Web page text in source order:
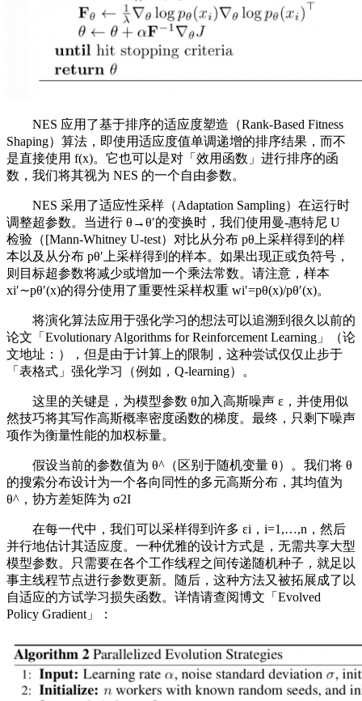
NES 应用了基于排序的适应度塑造（Rank-Based Fitness
Shaping）算法，即使用适应度值单调递增的排序结果，而不
是直接使用 f(x)。它也可以是对「效用函数」进行排序的函
数，我们将其视为 NES 的一个自由参数。
NES 采用了适应性采样（Adaptation Sampling）在运行时
调整超参数。当进行 θ→θ′的变换时，我们使用曼-惠特尼 U
检验（[Mann-Whitney U-test）对比从分布 pθ上采样得到的样
本以及从分布 pθ′上采样得到的样本。如果出现正或负符号，
则目标超参数将减少或增加一个乘法常数。请注意，样本
xi′∼pθ′(x)的得分使用了重要性采样权重 wi′=pθ(x)/pθ′(x)。
将演化算法应用于强化学习的想法可以追溯到很久以前的
论文「Evolutionary Algorithms for Reinforcement Learning」（论
文地址：），但是由于计算上的限制，这种尝试仅仅止步于
「表格式」强化学习（例如，Q-learning）。
这里的关键是，为模型参数 θ加入高斯噪声 ε，并使用似
然技巧将其写作高斯概率密度函数的梯度。最终，只剩下噪声
项作为衡量性能的加权标量。
假设当前的参数值为 θ^（区别于随机变量 θ）。我们将 θ
的搜索分布设计为一个各向同性的多元高斯分布，其均值为
θ^，协方差矩阵为 σ2I
在每一代中，我们可以采样得到许多 εi，i=1,…,n，然后
并行地估计其适应度。一种优雅的设计方式是，无需共享大型
模型参数。只需要在各个工作线程之间传递随机种子，就足以
事主线程节点进行参数更新。随后，这种方法又被拓展成了以
自适应的方试学习损失函数。详情请查阅博文「Evolved
Policy Gradient」：